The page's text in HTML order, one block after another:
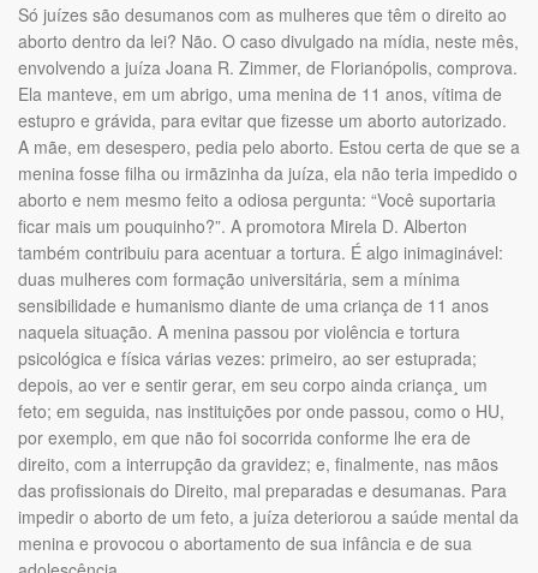
Só juízes são desumanos com as mulheres que têm o direito ao
aborto dentro da lei? Não. O caso divulgado na mídia, neste mês,
envolvendo a juíza Joana R. Zimmer, de Florianópolis, comprova.
Ela manteve, em um abrigo, uma menina de 11 anos, vítima de
estupro e grávida, para evitar que fizesse um aborto autorizado.
A mãe, em desespero, pedia pelo aborto. Estou certa de que se a
menina fosse filha ou irmãzinha da juíza, ela não teria impedido o
aborto e nem mesmo feito a odiosa pergunta: “Você suportaria
ficar mais um pouquinho?”. A promotora Mirela D. Alberton
também contribuiu para acentuar a tortura. É algo inimaginável:
duas mulheres com formação universitária, sem a mínima
sensibilidade e humanismo diante de uma criança de 11 anos
naquela situação. A menina passou por violência e tortura
psicológica e física várias vezes: primeiro, ao ser estuprada;
depois, ao ver e sentir gerar, em seu corpo ainda criança¸ um
feto; em seguida, nas instituições por onde passou, como o HU,
por exemplo, em que não foi socorrida conforme lhe era de
direito, com a interrupção da gravidez; e, finalmente, nas mãos
das profissionais do Direito, mal preparadas e desumanas. Para
impedir o aborto de um feto, a juíza deteriorou a saúde mental da
menina e provocou o abortamento de sua infância e de sua